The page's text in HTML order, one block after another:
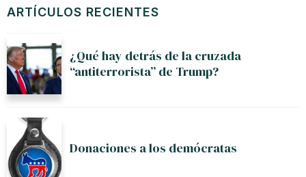
ARTÍCULOS RECIENTES
¿Qué hay detrás de la cruzada
“antiterrorista” de Trump?
Donaciones a los demócratas